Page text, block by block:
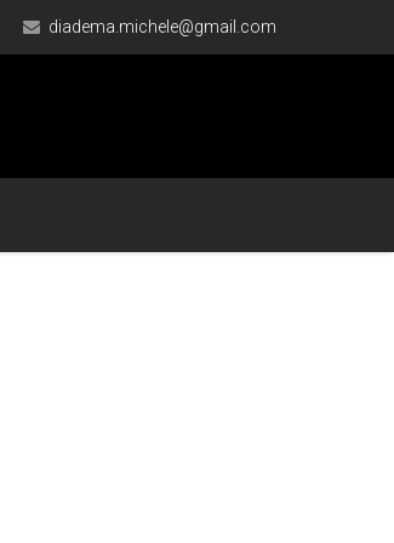
diadema.michele@gmail.com